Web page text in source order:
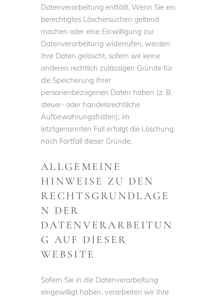
Datenverarbeitung entfällt. Wenn Sie ein
berechtigtes Löschersuchen geltend
machen oder eine Einwilligung zur
Datenverarbeitung widerrufen, werden
Ihre Daten gelöscht, sofern wir keine
anderen rechtlich zulässigen Gründe für
die Speicherung Ihrer
personenbezogenen Daten haben (z. B.
steuer- oder handelsrechtliche
Aufbewahrungsfristen); im
letztgenannten Fall erfolgt die Löschung
nach Fortfall dieser Gründe.
ALLGEMEINE
HINWEISE ZU DEN
RECHTSGRUNDLAGE
N DER
DATENVERARBEITUN
G AUF DIESER
WEBSITE
Sofern Sie in die Datenverarbeitung
eingewilligt haben, verarbeiten wir Ihre